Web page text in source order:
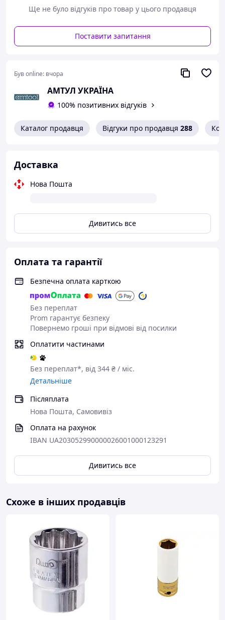
Комплект постачання:
Головка тонкостінна, ударна 1/2": 17 мм
* Інструмент Hazet рекомендований автомобільною
групою VAG, концерном BMW и Mercedes-Benz
Hazet, Німеччина
Ще не було відгуків про товар у цього продавця
Поставити запитання
Був online: вчора
АМТУЛ УКРАЇНА
100% позитивних відгуків
Каталог продавця Відгуки про продавця 288
Доставка
Нова Пошта
Дивитись все
Оплата та гарантії
Безпечна оплата карткою
Без переплат
Prom гарантує безпеку
Повернемо гроші при відмові від посилки
Оплатити частинами
Без переплат*, від 344 ₴ / міс.
Детальніше
Післяплата
Нова Пошта, Самовивіз
Оплата на рахунок
IBAN UA203052990000026001000123291
Дивитись все
Схоже в інших продавців